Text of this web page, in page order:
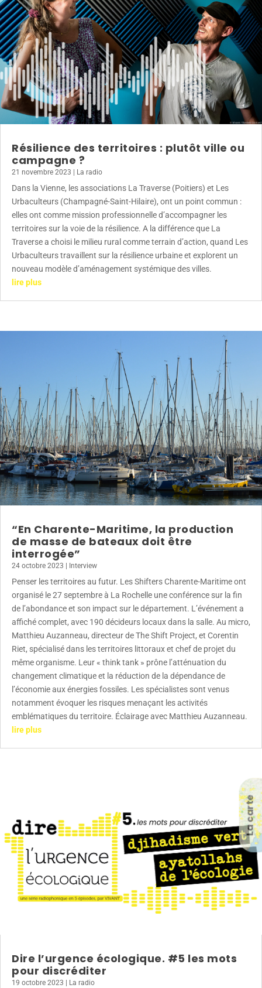
La carte
Résilience des territoires : plutôt ville ou
campagne ?
21 novembre 2023 | La radio
Dans la Vienne, les associations La Traverse (Poitiers) et Les
Urbaculteurs (Champagné-Saint-Hilaire), ont un point commun :
elles ont comme mission professionnelle d’accompagner les
territoires sur la voie de la résilience. A la différence que La
Traverse a choisi le milieu rural comme terrain d’action, quand Les
Urbaculteurs travaillent sur la résilience urbaine et explorent un
nouveau modèle d’aménagement systémique des villes.
lire plus
“En Charente-Maritime, la production
de masse de bateaux doit être
interrogée”
24 octobre 2023 Interview
Penser les territoires au futur. Les Shifters Charente-Maritime ont
organisé le 27 septembre à La Rochelle une conférence sur la fin
de l’abondance et son impact sur le département. L’événement a
affiché complet, avec 190 décideurs locaux dans la salle. Au micro,
Matthieu Auzanneau, directeur de The Shift Project, et Corentin
Riet, spécialisé dans les territoires littoraux et chef de projet du
même organisme. Leur « think tank » prône l’atténuation du
changement climatique et la réduction de la dépendance de
l’économie aux énergies fossiles. Les spécialistes sont venus
notamment évoquer les risques menaçant les activités
emblématiques du territoire. Éclairage avec Matthieu Auzanneau.
lire plus
Dire l’urgence écologique. #5 les mots
pour discréditer
19 octobre 2023 La radio